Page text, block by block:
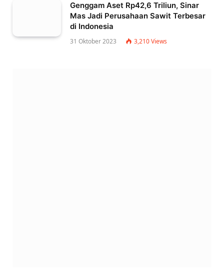
Genggam Aset Rp42,6 Triliun, Sinar
Mas Jadi Perusahaan Sawit Terbesar
di Indonesia
31 Oktober 2023 3,210Views